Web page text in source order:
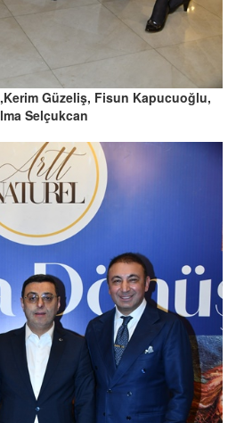
Güzeliş, Fisun Kapucuoğlu,
Selçukcan